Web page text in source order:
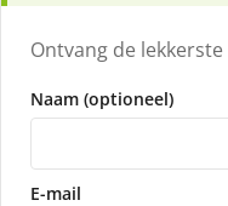
Ontvang de
Naam (optioneel)
E-mail